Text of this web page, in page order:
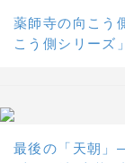
薬師寺の向こう
こう側シリーズ
最後の「天朝